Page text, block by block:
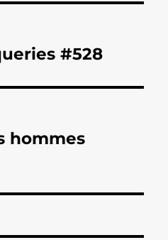
#528
hommes